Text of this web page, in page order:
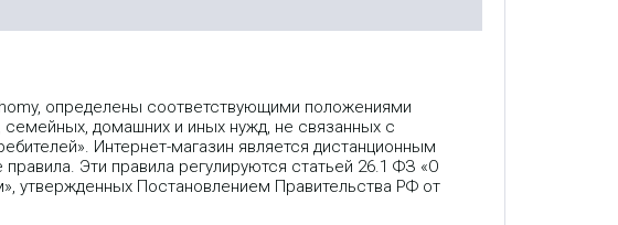
определены соответствующими положениями
домашних и иных нужд, не связанных с
Интернет-магазин является дистанционным
Эти правила регулируются статьей 26.1 ФЗ «О
утвержденных Постановлением Правительства РФ от